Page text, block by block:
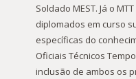
Soldado MEST. Já o
diplomados em curso
específicas do
Oficiais Técnicos
inclusão de ambos os